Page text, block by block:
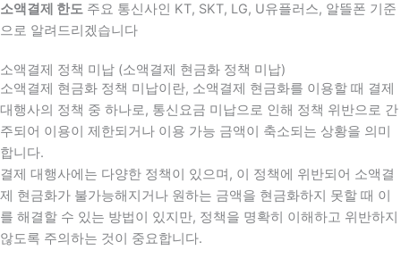
소액결제 한도 주요 통신사인 KT, SKT, LG, U유플러스, 알뜰폰 기준
으로 알려드리겠습니다
소액결제 정책 미납 (소액결제 현금화 정책 미납)
소액결제 현금화 정책 미납이란, 소액결제 현금화를 이용할 때 결제
대행사의 정책 중 하나로, 통신요금 미납으로 인해 정책 위반으로 간
주되어 이용이 제한되거나 이용 가능 금액이 축소되는 상황을 의미
합니다.
결제 대행사에는 다양한 정책이 있으며, 이 정책에 위반되어 소액결
제 현금화가 불가능해지거나 원하는 금액을 현금화하지 못할 때 이
를 해결할 수 있는 방법이 있지만, 정책을 명확히 이해하고 위반하지
않도록 주의하는 것이 중요합니다.